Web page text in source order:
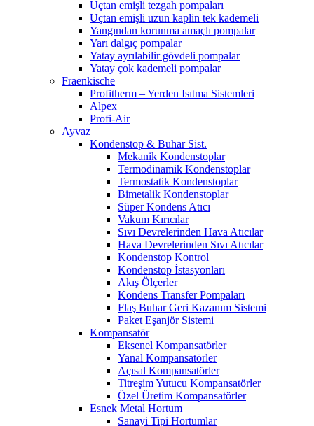
Uçtan emişli tezgah pompaları
Uçtan emişli uzun kaplin tek kademeli
Yangından korunma amaçlı pompalar
Yarı dalgıç pompalar
Yatay ayrılabilir gövdeli pompalar
Yatay çok kademeli pompalar
Fraenkische
Profitherm – Yerden Isıtma Sistemleri
Alpex
Profi-Air
Ayvaz
Kondenstop & Buhar Sist.
Mekanik Kondenstoplar
Termodinamik Kondenstoplar
Termostatik Kondenstoplar
Bimetalik Kondenstoplar
Süper Kondens Atıcı
Vakum Kırıcılar
Sıvı Devrelerinden Hava Atıcılar
Hava Devrelerinden Sıvı Atıcılar
Kondenstop Kontrol
Kondenstop İstasyonları
Akış Ölçerler
Kondens Transfer Pompaları
Flaş Buhar Geri Kazanım Sistemi
Paket Eşanjör Sistemi
Kompansatör
Eksenel Kompansatörler
Yanal Kompansatörler
Açısal Kompansatörler
Titreşim Yutucu Kompansatörler
Özel Üretim Kompansatörler
Esnek Metal Hortum
Sanayi Tipi Hortumlar